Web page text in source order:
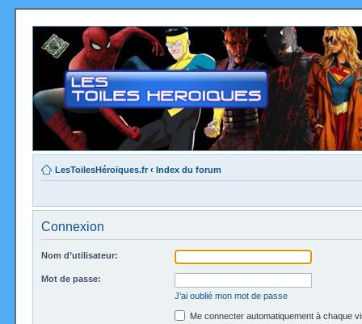
LesToilesHéroïques.fr ‹ Index du forum
Connexion
Nom d’utilisateur:
Mot de passe:
J’ai oublié mon mot de passe
Me connecter automatiquement à chaque